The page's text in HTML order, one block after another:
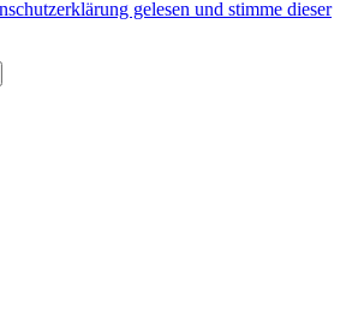
gelesen und stimme dieser